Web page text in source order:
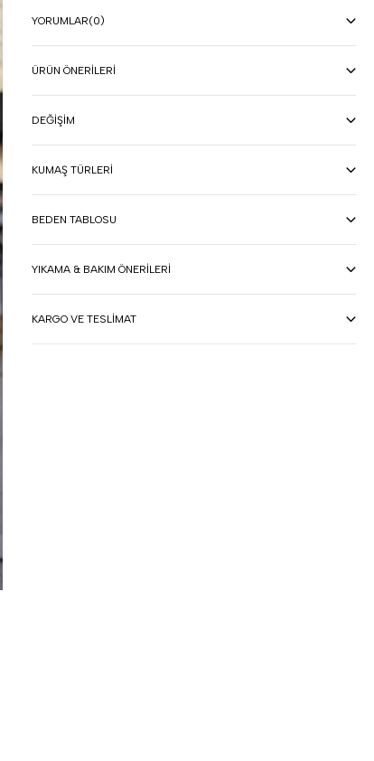
YORUMLAR(0)
ÜRÜN ÖNERILERI
DEĞIŞIM
KUMAŞ TÜRLERI
BEDEN TABLOSU
YIKAMA & BAKIM ÖNERILERI
KARGO VE TESLIMAT